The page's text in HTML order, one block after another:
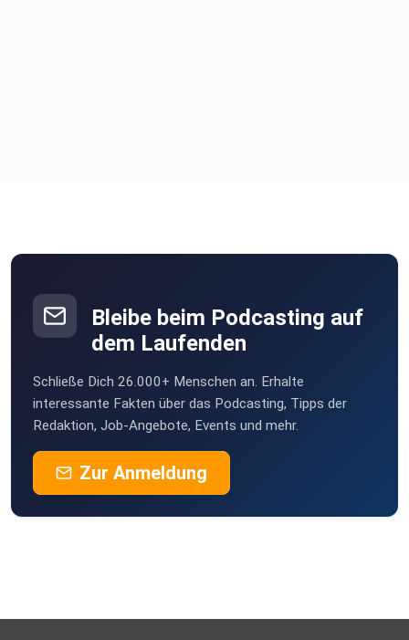
Bleibe beim Podcasting auf
dem Laufenden
Schließe Dich 26.000+ Menschen an. Erhalte
interessante Fakten über das Podcasting, Tipps der
Redaktion, Job-Angebote, Events und mehr.
Zur Anmeldung